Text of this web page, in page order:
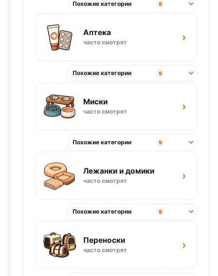
Похожие категории 9
Аптека
часто смотрят ›
Похожие категории 9
Миски
часто смотрят ›
Похожие категории 9
Лежанки и домики
часто смотрят ›
Похожие категории 9
Переноски
часто смотрят ›